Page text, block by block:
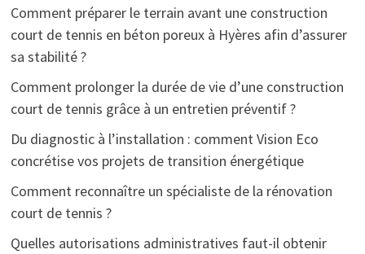
Comment préparer le terrain avant une construction
court de tennis en béton poreux à Hyères afin d’assurer
sa stabilité ?
Comment prolonger la durée de vie d’une construction
court de tennis grâce à un entretien préventif ?
Du diagnostic à l’installation : comment Vision Eco
concrétise vos projets de transition énergétique
Comment reconnaître un spécialiste de la rénovation
court de tennis ?
Quelles autorisations administratives faut-il obtenir